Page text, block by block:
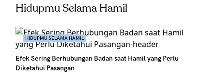
Hidupmu Selama Hamil
HIDUPMU SELAMA HAMIL
Efek Sering Berhubungan Badan saat Hamil yang Perlu
Diketahui Pasangan